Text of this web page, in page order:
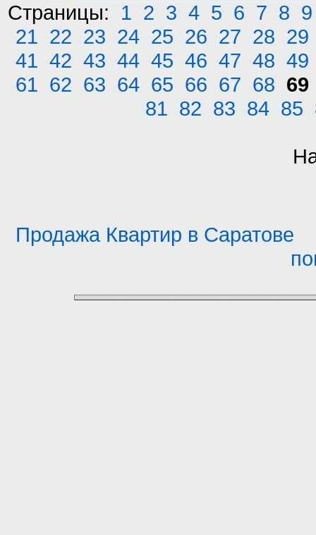
Страницы: 1 2 3 4 5 6 7 8 9
21 22 23 24 25 26 27 28 29
41 42 43 44 45 46 47 48 49
61 62 63 64 65 66 67 68 69
81 82 83 84 85
Продажа Квартир в Саратове